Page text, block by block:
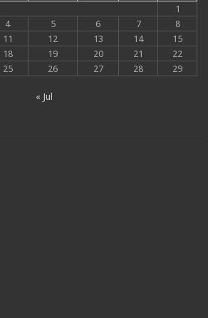
1
4 5 6 7
8
11 12 13 14
15
18 19 20 21
22
25 26 27 28
29
« Jul